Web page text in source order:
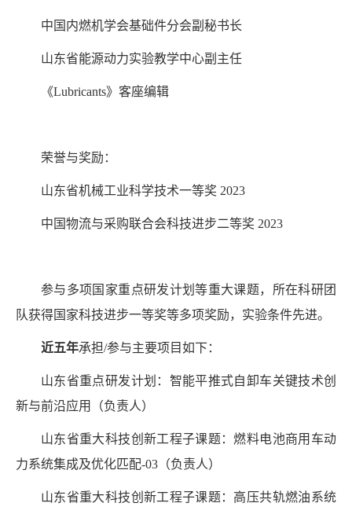
中国内燃机学会基础件分会副秘书长
山东省能源动力实验教学中心副主任
《Lubricants》客座编辑
荣誉与奖励：
山东省机械工业科学技术一等奖 2023
中国物流与采购联合会科技进步二等奖 2023
参与多项国家重点研发计划等重大课题，所在科研团
队获得国家科技进步一等奖等多项奖励，实验条件先进。
近五年承担/参与主要项目如下：
山东省重点研发计划：智能平推式自卸车关键技术创
新与前沿应用（负责人）
山东省重大科技创新工程子课题：燃料电池商用车动
力系统集成及优化匹配-03 （负责人）
山东省重大科技创新工程子课题：高压共轨燃油系统